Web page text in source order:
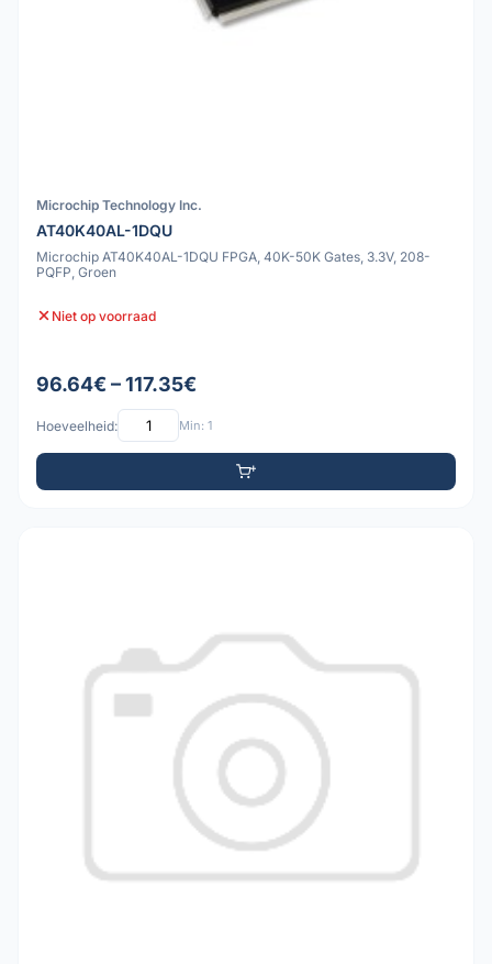
Microchip Technology Inc.
AT40K40AL-1DQU
Microchip AT40K40AL-1DQU FPGA, 40K-50K Gates, 3.3V, 208-
PQFP, Groen
Niet op voorraad
96.64€ – 117.35€
Hoeveelheid: Min: 1